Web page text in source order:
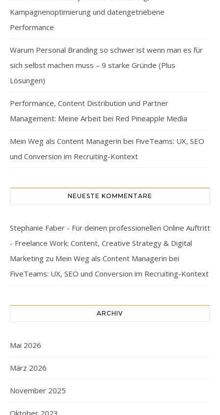
Kampagnenoptimierung und datengetriebene
Performance
Warum Personal Branding so schwer ist wenn man es für
sich selbst machen muss – 9 starke Gründe (Plus
Lösungen)
Performance, Content Distribution und Partner
Management: Meine Arbeit bei Red Pineapple Media
Mein Weg als Content Managerin bei FiveTeams: UX, SEO
und Conversion im Recruiting-Kontext
NEUESTE KOMMENTARE
Stephanie Faber - Für deinen professionellen Online Auftritt
- Freelance Work: Content, Creative Strategy & Digital
Marketing zu Mein Weg als Content Managerin bei
FiveTeams: UX, SEO und Conversion im Recruiting-Kontext
ARCHIV
Mai 2026
März 2026
November 2025
Oktober 2023